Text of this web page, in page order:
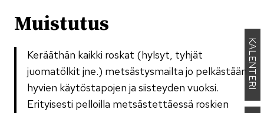
KALENTERI
Muistutus
Kerääthän kaikki roskat (hylsyt, tyhjät
juomatölkit jne.) metsästysmailta jo pelkästään
hyvien käytöstapojen ja siisteyden vuoksi.
Erityisesti pelloilla metsästettäessä roskien